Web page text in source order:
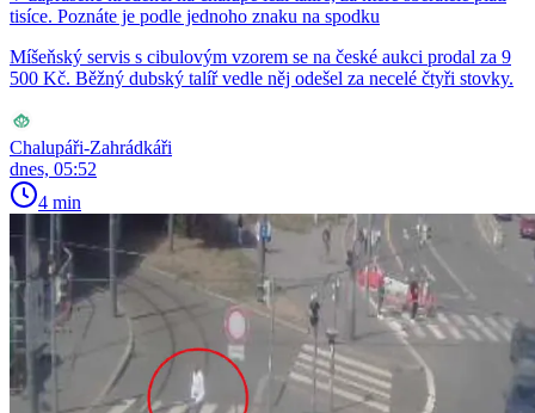
tisíce. Poznáte je podle jednoho znaku na spodku
Míšeňský servis s cibulovým vzorem se na české aukci prodal za 9
500 Kč. Běžný dubský talíř vedle něj odešel za necelé čtyři stovky.
Chalupáři-Zahrádkáři
dnes, 05:52
4 min